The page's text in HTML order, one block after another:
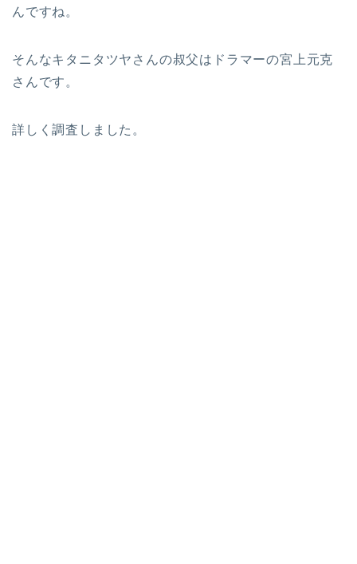
んですね。
そんなキタニタツヤさんの叔父はドラマーの宮上元克
さんです。
詳しく調査しました。